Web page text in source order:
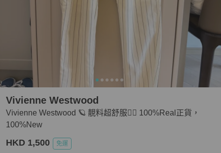
Vivienne Westwood 🪐 靚料超舒服👍🏻 100%Real正貨，
100%New
Vivienne Westwood
HKD 1,500 免運